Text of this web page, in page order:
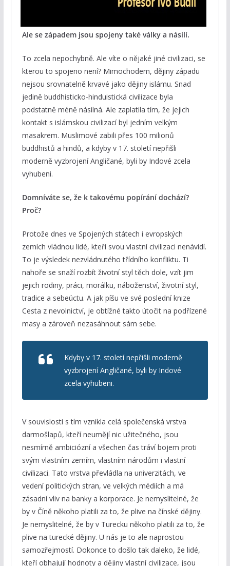
Ale se západem jsou spojeny také války a násilí.
To zcela nepochybně. Ale víte o nějaké jiné civilizaci, se
kterou to spojeno není? Mimochodem, dějiny západu
nejsou srovnatelně krvavé jako dějiny islámu. Snad
jedině buddhisticko-hinduistická civilizace byla
podstatně méně násilná. Ale zaplatila tím, že jejich
kontakt s islámskou civilizací byl jedním velkým
masakrem. Muslimové zabili přes 100 milionů
buddhistů a hindů, a kdyby v 17. století nepřišli
moderně vyzbrojení Angličané, byli by Indové zcela
vyhubeni.
Domníváte se, že k takovému popírání dochází?
Proč?
Protože dnes ve Spojených státech i evropských
zemích vládnou lidé, kteří svou vlastní civilizaci nenávidí.
To je výsledek nezvládnutého třídního konfliktu. Ti
nahoře se snaží rozbít životní styl těch dole, vzít jim
jejich rodiny, práci, morálku, náboženství, životní styl,
tradice a sebeúctu. A jak píšu ve své poslední knize
Cesta z nevolnictví, je obtížné takto útočit na podřízené
masy a zároveň nezasáhnout sám sebe.
Kdyby v 17. století nepřišli moderně
vyzbrojení Angličané, byli by Indové
zcela vyhubeni.
V souvislosti s tím vznikla celá společenská vrstva
darmošlapů, kteří neumějí nic užitečného, jsou
nesmírně ambiciózní a všechen čas tráví bojem proti
svým vlastním zemím, vlastním národům i vlastní
civilizaci. Tato vrstva převládla na univerzitách, ve
vedení politických stran, ve velkých médiích a má
zásadní vliv na banky a korporace. Je nemyslitelné, že
by v Číně někoho platili za to, že plive na čínské dějiny.
Je nemyslitelné, že by v Turecku někoho platili za to, že
plive na turecké dějiny. U nás je to ale naprostou
samozřejmostí. Dokonce to došlo tak daleko, že lidé,
kteří obhajují hodnoty a dějiny vlastní civilizace, jsou